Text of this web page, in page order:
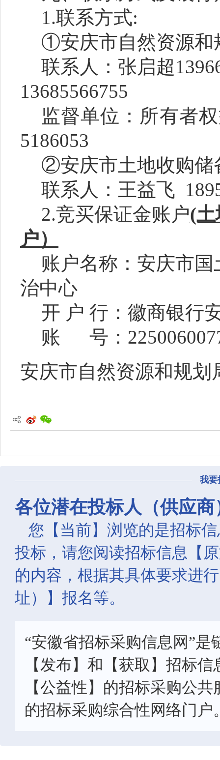
1.联系方式:
①安庆市自然资源和
联系人： 张启超
13685566755
监督单位： 所有者
5186053
②安庆市土地收购储
联系人： 王益飞 189
2.竞买保证金账户(
户）
账户名称： 安庆市国
治中心
开 户 行：徽商银行
账
号：
安庆市自然资源和规划
我要
各位潜在投标人（供应商
您【当前】浏览的是招标
投标，请您阅读招标信息【
的内容，根据其具体要求进
址）】报名等。
“安徽省招标采购信息网”
【发布】和【获取】招标
【公益性】的招标采购公
的招标采购综合性网络门户